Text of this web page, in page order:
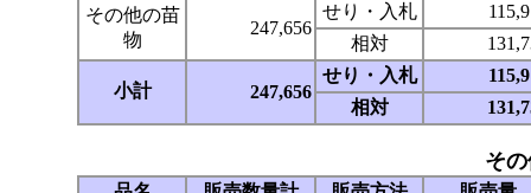
その他の苗
物
247,656
せり・入札
相対
小計 247,656
せり・入札
相対
そ